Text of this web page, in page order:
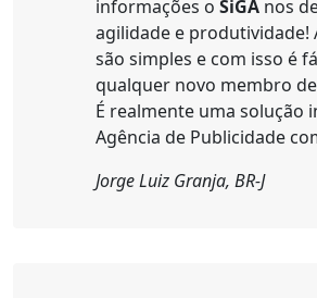
informações o SiGA nos
agilidade e produtividade!
são simples e com isso é
qualquer novo membro
É realmente uma solução
Agência de Publicidade
Jorge Luiz Granja, BR-J